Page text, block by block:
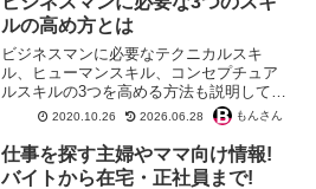
分かります。
ルの高め方とは
ビジネスマンに必要なテクニカルスキ
ル、ヒューマンスキル、コンセプチュア
ルスキルの3つを高める方法も説明してい
ます。合わせて最新の経団連アンケート
から求められるスキルを解説していま
す。特に30代〜若手社会人にも役立つス
キルなので、ぜひ参考にしてください。
2020.10.26 2026.06.28 もんさん
仕事を探す主婦やママ向け情報!
バイトから在宅・正社員まで!